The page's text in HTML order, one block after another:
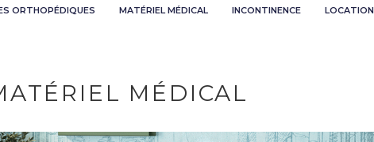
ORTHOPÉDIQUES MATÉRIEL MÉDICAL INCONTINENCE LOCATION
MÉDICAL